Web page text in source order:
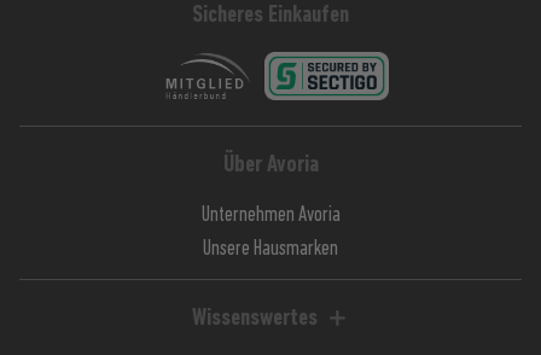
Sicheres Einkaufen
Über Avoria
Unternehmen Avoria
Unsere Hausmarken
Wissenswertes